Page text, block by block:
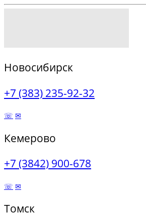
Новосибирск
+7 (383) 235-92-32
☏ ✉
Кемерово
+7 (3842) 900-678
☏ ✉
Томск